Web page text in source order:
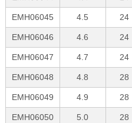
EMH06045 4.5 24
EMH06046 4.6 24
EMH06047 4.7 24
EMH06048 4.8 28
EMH06049 4.9 28
EMH06050 5.0 28